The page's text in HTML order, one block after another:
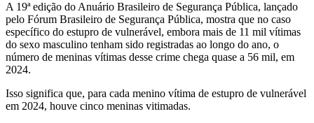
A 19ª edição do Anuário Brasileiro de Segurança Pública, lançado
pelo Fórum Brasileiro de Segurança Pública, mostra que no caso
específico do estupro de vulnerável, embora mais de 11 mil vítimas
do sexo masculino tenham sido registradas ao longo do ano, o
número de meninas vítimas desse crime chega quase a 56 mil, em
2024.
Isso significa que, para cada menino vítima de estupro de vulnerável
em 2024, houve cinco meninas vitimadas.